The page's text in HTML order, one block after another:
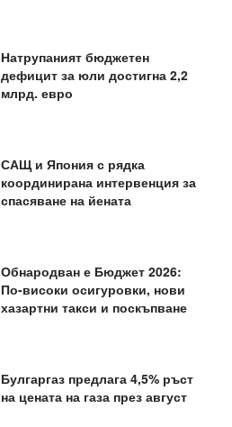
Натрупаният бюджетен
дефицит за юли достигна 2,2
млрд. евро
САЩ и Япония с рядка
координирана интервенция за
спасяване на йената
Обнародван е Бюджет 2026:
По-високи осигуровки, нови
хазартни такси и поскъпване
Булгаргаз предлага 4,5% ръст
на цената на газа през август